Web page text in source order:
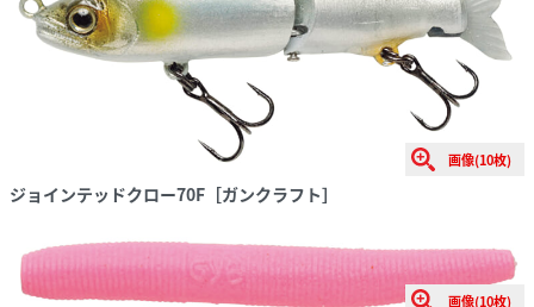
画像(10枚)
ジョインテッドクロー70F［ガンクラフト］
画像(10枚)